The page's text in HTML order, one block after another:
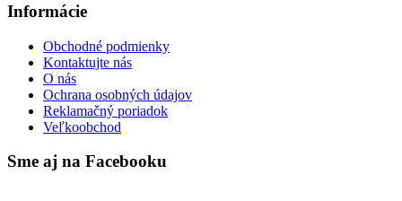
Informácie
Obchodné podmienky
Kontaktujte nás
O nás
Ochrana osobných údajov
Reklamačný poriadok
Veľkoobchod
Sme aj na Facebooku